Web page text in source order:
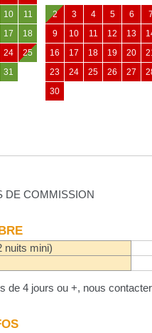
10 11
17 18
24 25
31
2 3 4 5 6 7
9 10 11 12 13
16 17 18 19 20 21
23 24 25 26 27
30
DE COMMISSION
nuits mini)
de 4 jours ou +, nous